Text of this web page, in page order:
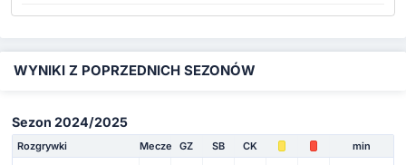
WYNIKI Z POPRZEDNICH SEZONÓW
Sezon 2024/2025
Rozgrywki Mecze GZ SB CK min